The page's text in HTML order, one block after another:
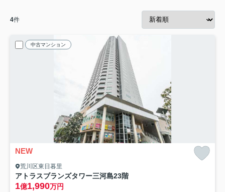
4件
中古マンション
NEW
荒川区東日暮里
アトラスブランズタワー三河島23階
1億1,990万円